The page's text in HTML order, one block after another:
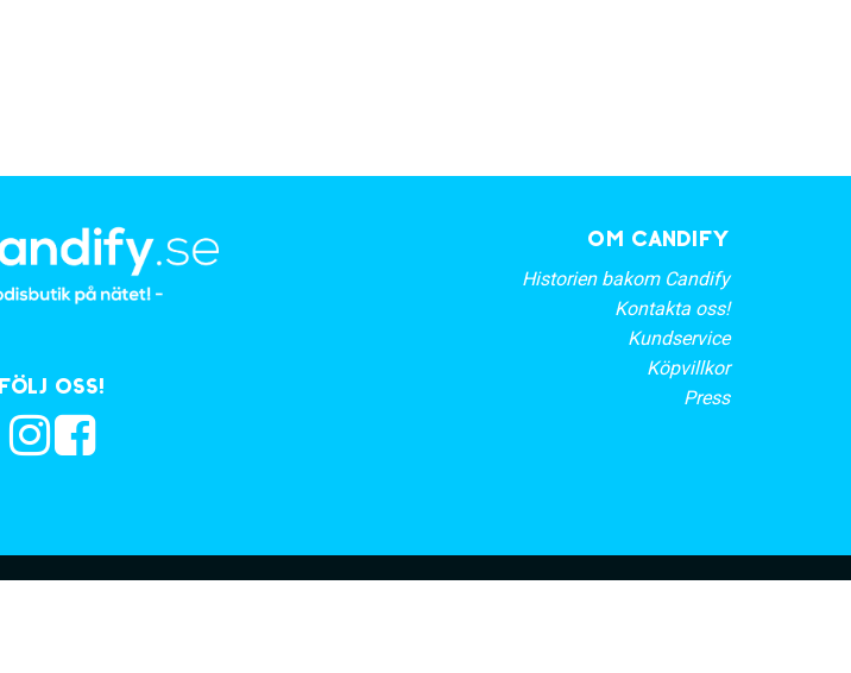
Följ oss!
OM CANDIFY
Historien bakom Candify
Kontakta oss!
Kundservice
Köpvillkor
Press